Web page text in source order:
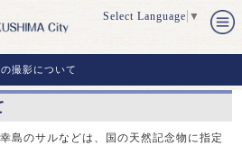
Select Language ▼
撮影について
島のサルなどは、国の天然記念物に指定